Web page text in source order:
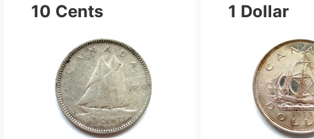
10 Cents 1 Dollar